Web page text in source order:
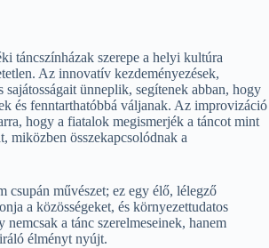
táncszínházak szerepe a helyi kultúra
Az innovatív kezdeményezések,
sajátosságait ünneplik, segítenek abban, hogy
és fenntarthatóbbá váljanak. Az improvizáció
hogy a fiatalok megismerjék a táncot mint
miközben összekapcsolódnak a
csupán művészet; ez egy élő, lélegző
a közösségeket, és környezettudatos
a tánc szerelmeseinek, hanem
élményt nyújt.